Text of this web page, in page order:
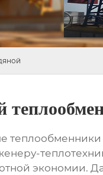
экономии.